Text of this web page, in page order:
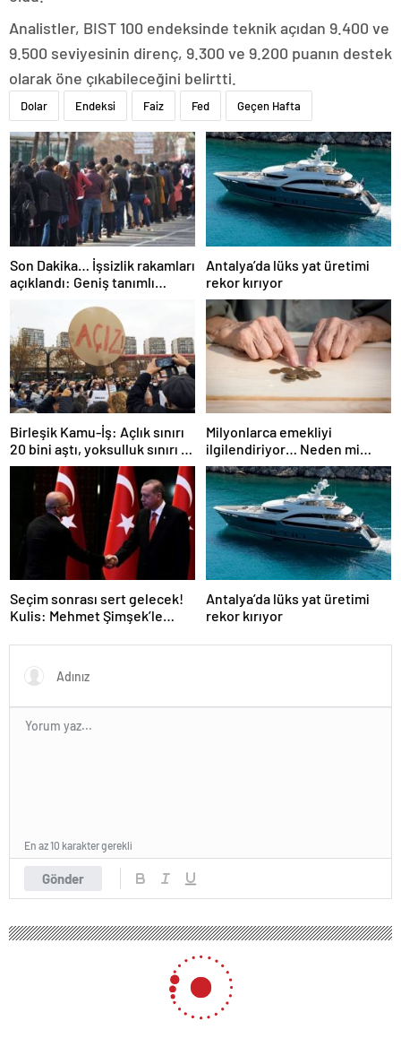
Analistler, BIST 100 endeksinde teknik açıdan 9.400 ve
9.500 seviyesinin direnç, 9.300 ve 9.200 puanın destek
olarak öne çıkabileceğini belirtti.
Dolar Endeksi Faiz Fed Geçen Hafta
Son Dakika… İşsizlik rakamları
açıklandı: Geniş tanımlı
Antalya’da lüks yat üretimi
rekor kırıyor
Birleşik Kamu-İş: Açlık sınırı
20 bini aştı, yoksulluk sınırı 57
bine dayandı!
Milyonlarca emekliyi
ilgilendiriyor… Neden mi
düşük maaş alıyorsunuz?
Uzmanlar anlattı
Seçim sonrası sert gelecek!
Kulis: Mehmet Şimşek’le
öldürdün’ tartışması
Antalya’da lüks yat üretimi
rekor kırıyor
Gönder
En az 10 karakter gerekli